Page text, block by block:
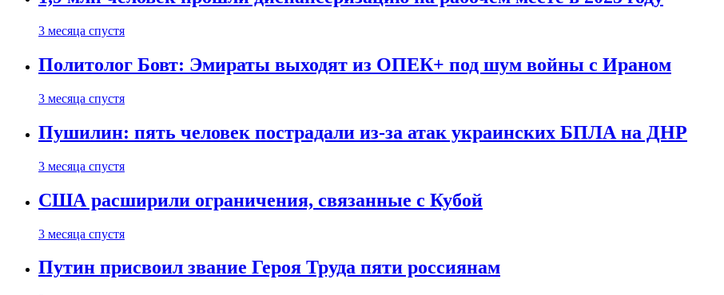
3 месяца спустя
Политолог Бовт: Эмираты выходят из ОПЕК+ под шум войны с Ираном
3 месяца спустя
Пушилин: пять человек пострадали из-за атак украинских БПЛА на ДНР
3 месяца спустя
США расширили ограничения, связанные с Кубой
3 месяца спустя
Путин присвоил звание Героя Труда пяти россиянам